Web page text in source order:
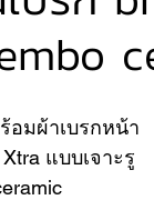
RANGE
อมผ้าเบรกหน้า
แบบเจาะรู